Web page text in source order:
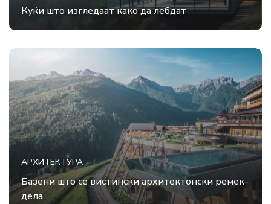
Куќи што изгледаат како да лебдат
АРХИТЕКТУРА
Базени што се вистински архитектонски ремек-
дела